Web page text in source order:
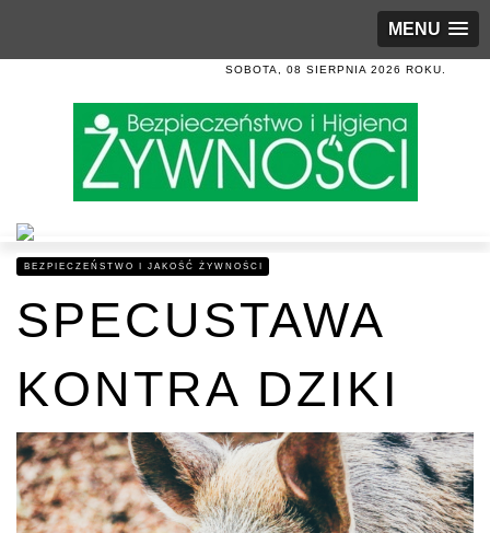
MENU
SOBOTA, 08 SIERPNIA 2026 ROKU.
BEZPIECZEŃSTWO I JAKOŚĆ ŻYWNOŚCI
SPECUSTAWA
KONTRA DZIKI